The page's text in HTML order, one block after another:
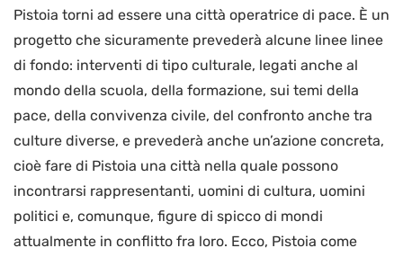
Pistoia torni ad essere una città operatrice di pace. È un
progetto che sicuramente prevederà alcune linee linee
di fondo: interventi di tipo culturale, legati anche al
mondo della scuola, della formazione, sui temi della
pace, della convivenza civile, del confronto anche tra
culture diverse, e prevederà anche un’azione concreta,
cioè fare di Pistoia una città nella quale possono
incontrarsi rappresentanti, uomini di cultura, uomini
politici e, comunque, figure di spicco di mondi
attualmente in conflitto fra loro. Ecco, Pistoia come